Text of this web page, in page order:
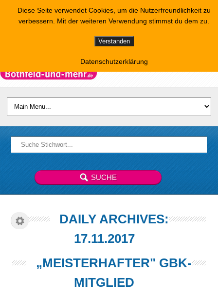
DAILY ARCHIVES:
17.11.2017
„MEISTERHAFTER" GBK-
MITGLIED
Diese Seite verwendet Cookies, um die Nutzerfreundlichkeit zu
verbessern. Mit der weiteren Verwendung stimmst du dem zu.
Verstanden
Datenschutzerklärung